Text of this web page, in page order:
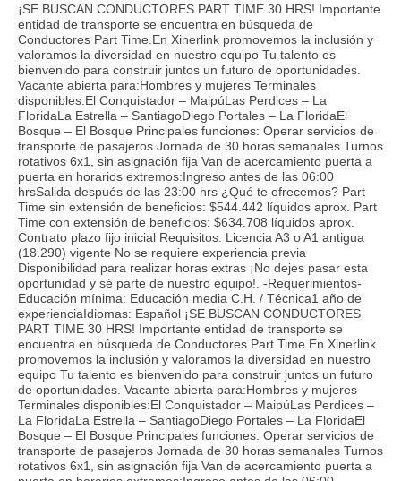
¡SE BUSCAN CONDUCTORES PART TIME 30 HRS! Importante
entidad de transporte se encuentra en búsqueda de
Conductores Part Time.En Xinerlink promovemos la inclusión y
valoramos la diversidad en nuestro equipo Tu talento es
bienvenido para construir juntos un futuro de oportunidades.
Vacante abierta para:Hombres y mujeres Terminales
disponibles:El Conquistador – MaipúLas Perdices – La
FloridaLa Estrella – SantiagoDiego Portales – La FloridaEl
Bosque – El Bosque Principales funciones: Operar servicios de
transporte de pasajeros Jornada de 30 horas semanales Turnos
rotativos 6x1, sin asignación fija Van de acercamiento puerta a
puerta en horarios extremos:Ingreso antes de las 06:00
hrsSalida después de las 23:00 hrs ¿Qué te ofrecemos? Part
Time sin extensión de beneficios: $544.442 líquidos aprox. Part
Time con extensión de beneficios: $634.708 líquidos aprox.
Contrato plazo fijo inicial Requisitos: Licencia A3 o A1 antigua
(18.290) vigente No se requiere experiencia previa
Disponibilidad para realizar horas extras ¡No dejes pasar esta
oportunidad y sé parte de nuestro equipo!. -Requerimientos-
Educación mínima: Educación media C.H. / Técnica1 año de
experienciaIdiomas: Español ¡SE BUSCAN CONDUCTORES
PART TIME 30 HRS! Importante entidad de transporte se
encuentra en búsqueda de Conductores Part Time.En Xinerlink
promovemos la inclusión y valoramos la diversidad en nuestro
equipo Tu talento es bienvenido para construir juntos un futuro
de oportunidades. Vacante abierta para:Hombres y mujeres
Terminales disponibles:El Conquistador – MaipúLas Perdices –
La FloridaLa Estrella – SantiagoDiego Portales – La FloridaEl
Bosque – El Bosque Principales funciones: Operar servicios de
transporte de pasajeros Jornada de 30 horas semanales Turnos
rotativos 6x1, sin asignación fija Van de acercamiento puerta a